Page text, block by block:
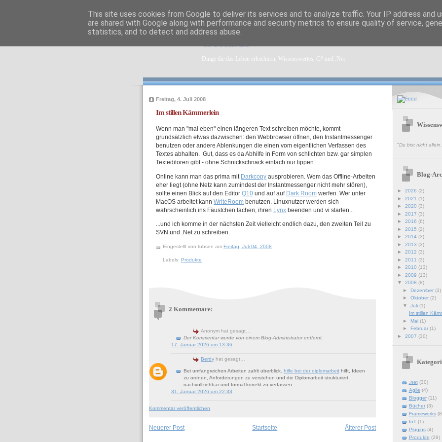
Dinge die das Leben erleichtern, Wissenswertes, C# und .Net
Freitag, 4. Juli 2008
Im stillen Kämmerlein
Wenn man "mal eben" einen längeren Text schreiben möchte, kommt
grundsätzlich etwas dazwischen: den Webbrowser öffnen, den Instantmessenger
benutzen oder andere Ablenkungen die einen vom eigentlichen Verfassen des
Textes abhalten. Gut, dass es da Abhilfe in Form von schlichten bzw. gar simplen
Texteditoren gibt - ohne Schnickschnack einfach nur tippen.
Online kann man das prima mit Darkcopy ausprobieren. Wem das Offline-Arbeiten
eher liegt (ohne Netz kann zumindest der Instantmessenger nicht mehr stören),
sollte einen Blick auf den EditorQ10 und auf auf Dark Room werfen. Wer unter
MacOS arbeitet kannWriteRoom benutzen. Linuxnutzer werden sich
wahrscheinlich ins Fäustchen lachen, ihren Lynx beenden und vi starten...
...und ich komme in der nächsten Zeit vielleicht endlich dazu, den zweiten Teil zu
SVN und .Net zu schreiben.
Eingestellt vontobsen amFreitag, Juli 04, 2008
Labels:Produkte
2 Kommentare:
Anonym hat gesagt…
Der Kommentar wurde von einem Blog-Administrator entfernt.
17. Januar 2026 um 13:36
Berdy hat gesagt…
Bei umfangreichen Arbeiten zahlt uberblick.hilfe bei der diplomarbeit hilft, Ideen
zu ordnen, Anforderungen zu verstehen und die Diplomarbeit strukturiert,
nachvollziehbar und formal korrekt zu verfassen.
31. Januar 2026 um 22:33
Kommentar veröffentlichen
Neuerer Post Älterer Post
Startseite
"Du bist nicht
Blog-
► 2026 (2)
► 2021 (1)
► 2020 (3)
► 2017 (3)
► 2016 (6)
► 2015 (2)
► 2014 (3)
► 2013 (3)
► 2012 (3)
► 2011 (3)
► 2010 (13)
► 2009 (13)
▼ 2008 (8)
►Dezember(3)
►Oktober(2)
▼Juli(1)
Im stillen
►Mai(1)
►Februar(1)
► 2007 (30)
.net (30)
Agile (4)
Blogger (11)
Bücher (3)
Frameworks
IoT (1)
Plugins (4)
Produkte (28)
This site uses cookies from Google to deliver its services and to analyze traffic. Your IP address and
are shared with Google along with performance and security metrics to ensure quality of service,
statistics, and to detect and address abuse.